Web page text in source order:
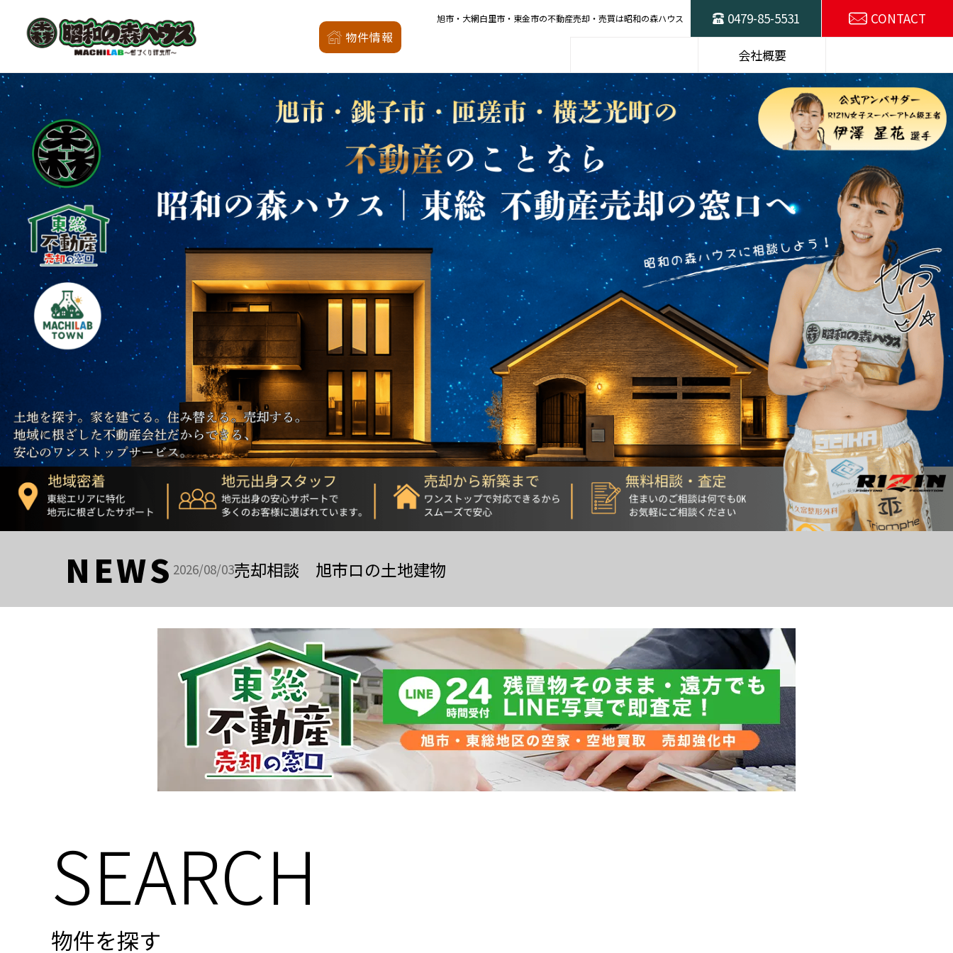
昭和の森ハウスの
家
モデルハウス 厳選プラン 建物仕様 施工例
会社概要
会社概要 店舗案内 スタッフ紹介 SDGsの取り組み
東総不動産売却の
窓口
物件情報
旭市・大網白里市・東金市の不動産売却・売買は昭和の森ハウス 0479-85-5531 CONTACT
NEWS 2026/08/03売却相談 旭市ロの土地建物
SEARCH
物件を探す